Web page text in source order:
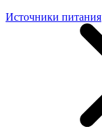
Источники питания